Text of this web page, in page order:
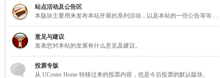
站点活动及公告区
本版块主要用来发布本站开展的系列活动，以及本站的一些公告等等
意见与建议
发表您对本站的发展有什么意见及建议。
投票专版
从 UCenter Home 转移过来的投票内容，也是今后投票的默认版块。